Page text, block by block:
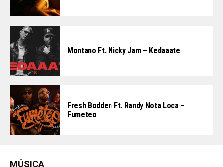
Montano Ft. Nicky Jam – Kedaaate
Fresh Bodden Ft. Randy Nota Loca –
Fumeteo
MÚSICA